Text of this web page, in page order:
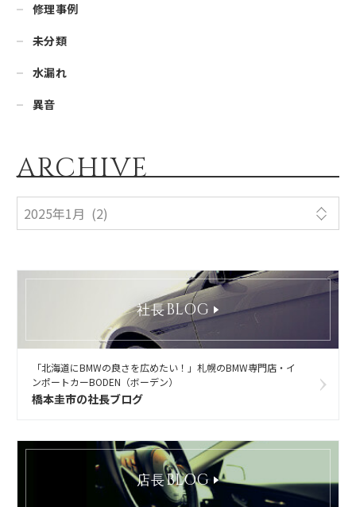
修理事例
未分類
水漏れ
異音
ARCHIVE
社長BLOG
「北海道にBMWの良さを広めたい！」札幌のBMW専門店・イ
ンポートカーBODEN（ボーデン）
橋本圭市の社長ブログ
店長BLOG